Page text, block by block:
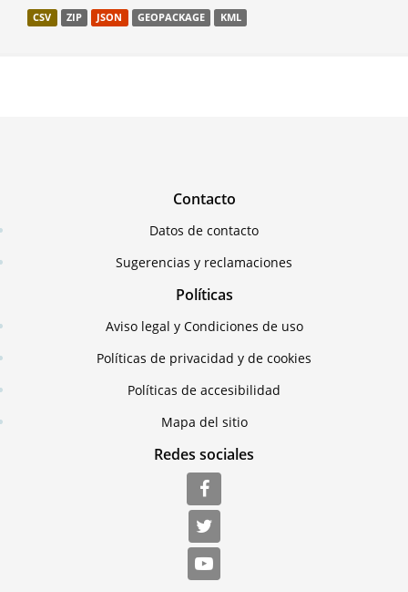
CSV ZIP JSON GEOPACKAGE KML
Contacto
Datos de contacto
Sugerencias y reclamaciones
Políticas
Aviso legal y Condiciones de uso
Políticas de privacidad y de cookies
Políticas de accesibilidad
Mapa del sitio
Redes sociales